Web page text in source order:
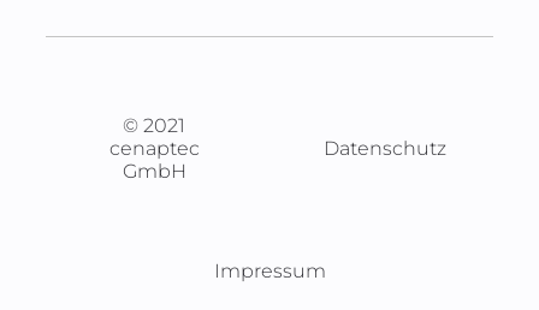
© 2021
cenaptec
GmbH
Datenschutz
Impressum